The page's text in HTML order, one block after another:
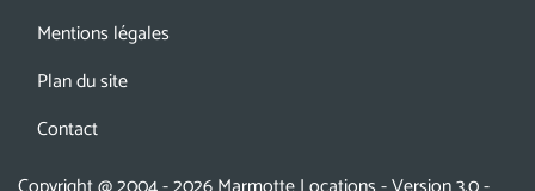
Mentions légales
Plan du site
Contact